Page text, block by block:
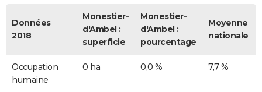
Données
2018
Monestier-
d'Ambel :
superficie
Monestier-
d'Ambel :
pourcentage
Moyenne
nationale
Occupation
humaine
0 ha 0,0 % 7,7 %